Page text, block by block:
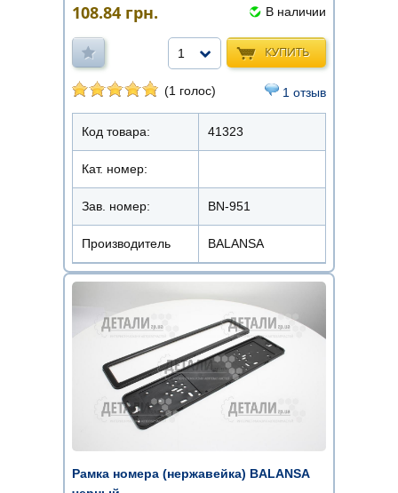
108.84 грн. В наличии
КУПИТЬ
1
(1 голос) 1 отзыв
Код товара: 41323
Кат. номер:
Зав. номер: BN-951
Производитель BALANSA
Рамка номера (нержавейка) BALANSA